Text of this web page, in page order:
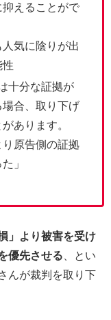
えることがで
気に陰りが出
性
十分な証拠が
合、取り下げ
あります。
原告側の証拠
」
」より被害を受け
優先させる 、とい
んが裁判を取り下